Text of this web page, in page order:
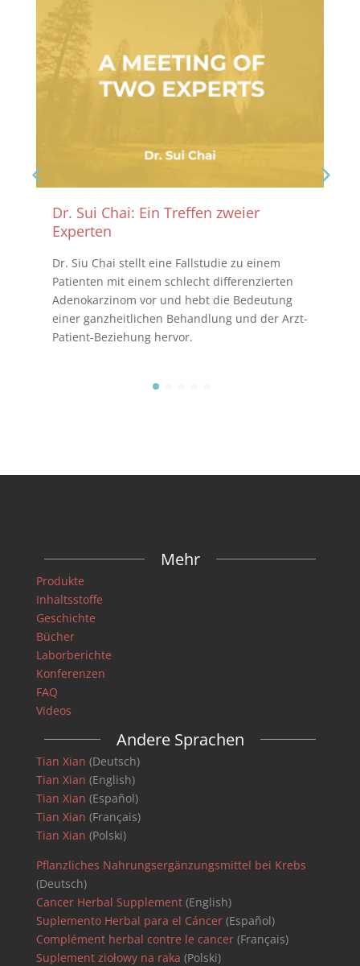
Dr. Sui Chai: Ein Treffen zweier
Experten
Dr. Siu Chai stellt eine Fallstudie zu einem
Patienten mit einem schlecht differenzierten
Adenokarzinom vor und hebt die Bedeutung
einer ganzheitlichen Behandlung und der Arzt-
Patient-Beziehung hervor.
Mehr
Produkte
Inhaltsstoffe
Geschichte
Bücher
Laborberichte
Konferenzen
FAQ
Videos
Andere Sprachen
Tian Xian (Deutsch)
Tian Xian (English)
Tian Xian (Español)
Tian Xian (Français)
Tian Xian (Polski)
Pflanzliches Nahrungsergänzungsmittel bei Krebs
(Deutsch)
Cancer Herbal Supplement(English)
Suplemento Herbal para el Cáncer(Español)
Complément herbal contre le cancer(Français)
Suplement ziołowy na raka (Polski)